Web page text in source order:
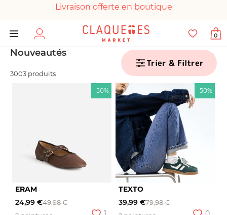
Livraison offerte en boutique
Paiement 100% sécurisé
Chaussures garanties en parfait état
0
Nouveautés
3003 produits
Trier & Filtrer
-50%
ERAM
24,99 €49,98 €
-50%
TEXTO
39,99 €79,98 €